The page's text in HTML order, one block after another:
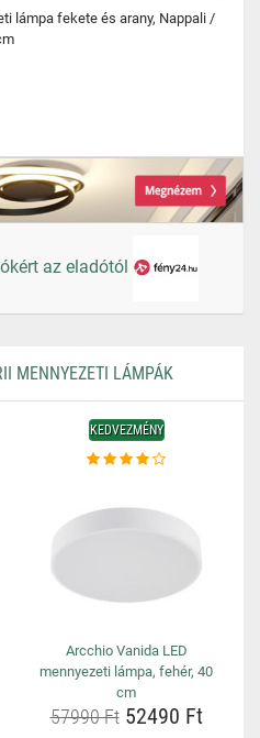
lámpa fekete és arany, Nappali /
az eladótól
MENNYEZETI LÁMPÁK
KEDVEZMÉNY
Arcchio Vanida LED
mennyezeti lámpa, fehér, 40
cm
57990 Ft52490 Ft